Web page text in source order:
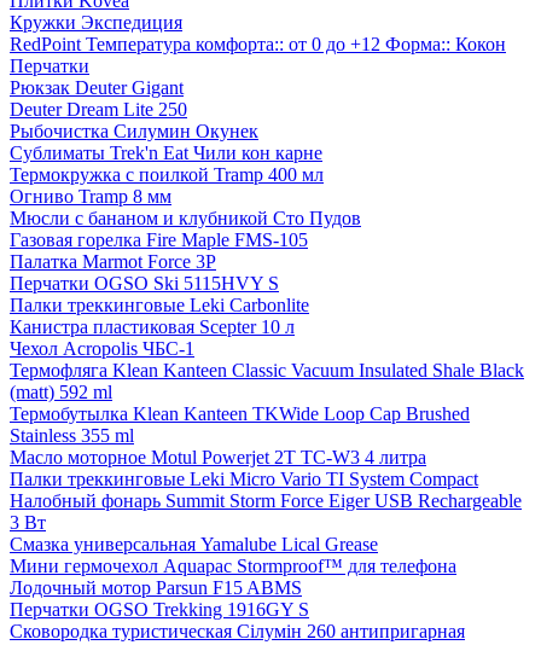
Кружки Экспедиция
RedPoint Температура комфорта:: от 0 до +12 Форма:: Кокон
Перчатки
Рюкзак Deuter Gigant
Deuter Dream Lite 250
Рыбочистка Силумин Окунек
Сублиматы Trek'n Eat Чили кон карне
Термокружка с поилкой Tramp 400 мл
Огниво Tramp 8 мм
Мюсли с бананом и клубникой Сто Пудов
Газовая горелка Fire Maple FMS-105
Палатка Marmot Force 3P
Перчатки OGSO Ski 5115HVY S
Палки треккинговые Leki Carbonlite
Канистра пластиковая Scepter 10 л
Чехол Acropolis ЧБС-1
Термофляга Klean Kanteen Classic Vacuum Insulated Shale Black
(matt) 592 ml
Термобутылка Klean Kanteen TKWide Loop Cap Brushed
Stainless 355 ml
Масло моторное Motul Powerjet 2T TC-W3 4 литра
Палки треккинговые Leki Micro Vario TI System Compact
Налобный фонарь Summit Storm Force Eiger USB Rechargeable
3 Вт
Смазка универсальная Yamalube Lical Grease
Мини гермочехол Aquapac Stormproof™ для телефона
Лодочный мотор Parsun F15 ABMS
Перчатки OGSO Trekking 1916GY S
Сковородка туристическая Сілумін 260 антипригарная